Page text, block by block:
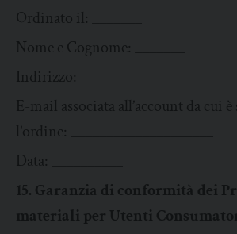
Ordinato il: _______
Nome e Cognome: _______
Indirizzo: ______
E-mail associata all’account da cui
l’ordine: ____________________
Data: __________
15. Garanzia di conformità dei
materiali per Utenti